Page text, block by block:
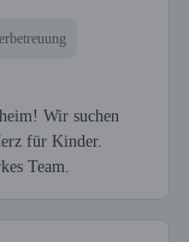
Wir suchen
für Kinder.
Team.